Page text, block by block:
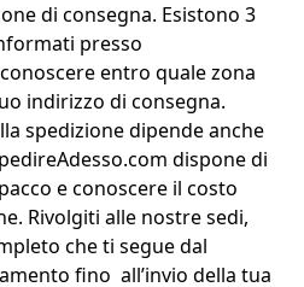
di consegna. Esistono 3
presso
entro quale zona
indirizzo di consegna.
spedizione dipende anche
dispone di
e conoscere il costo
Rivolgiti alle nostre sedi,
che ti segue dal
fino all’invio della tua